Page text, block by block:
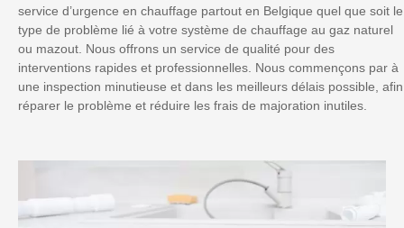
service d’urgence en chauffage partout en Belgique quel que soit le
type de problème lié à votre système de chauffage au gaz naturel
ou mazout. Nous offrons un service de qualité pour des
interventions rapides et professionnelles. Nous commençons par à
une inspection minutieuse et dans les meilleurs délais possible, afin
réparer le problème et réduire les frais de majoration inutiles.